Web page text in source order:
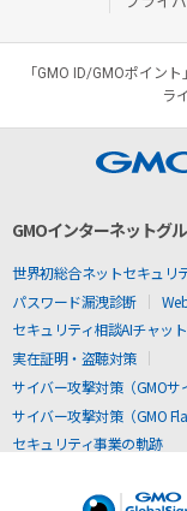
「GMO ID/GMOポイン
ラ
GMOインターネットグ
世界初総合ネットセキュリ
パスワード漏洩診断
セキュリティ相談AIチャッ
実在証明・盗聴対策
サイバー攻撃対策（GMOサ
サイバー攻撃対策（GMO
セキュリティ事業の軌跡